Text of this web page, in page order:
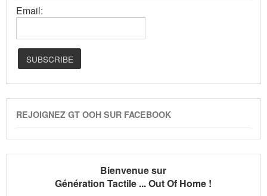
Email:
REJOIGNEZ GT OOH SUR FACEBOOK
Bienvenue sur
Génération Tactile ... Out Of Home !